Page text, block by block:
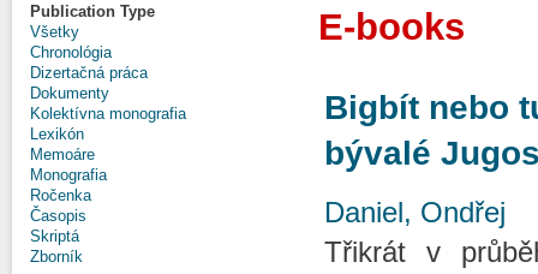
Publication Type
Všetky
Chronológia
Dizertačná práca
Dokumenty
Kolektívna monografia
Lexikón
Memoáre
Monografia
Ročenka
Časopis
Skriptá
Zborník
E-books
Bigbít nebo
bývalé
Daniel, Ondřej
Třikrát v